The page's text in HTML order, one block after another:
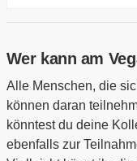
Wer kann am
Alle Menschen, die
können daran
könntest du deine
ebenfalls zur